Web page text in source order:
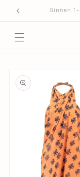
naar de
Binnen